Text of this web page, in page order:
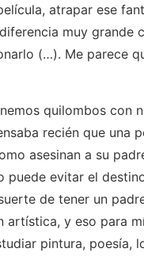
atrapar ese
muy grande
(…). Me parece
quilombos con
recién que una
asesinan a su
puede evitar el
de tener un
artística, y eso para
pintura, poesía,